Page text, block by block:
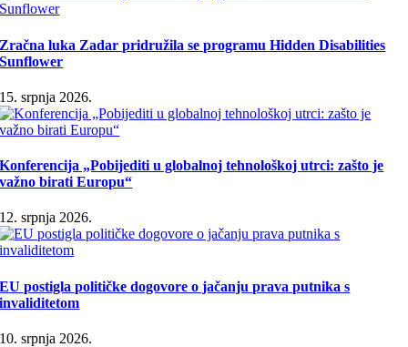
Zračna luka Zadar pridružila se programu Hidden Disabilities
Sunflower
15. srpnja 2026.
Konferencija „Pobijediti u globalnoj tehnološkoj utrci: zašto je
važno birati Europu“
12. srpnja 2026.
EU postigla političke dogovore o jačanju prava putnika s
invaliditetom
10. srpnja 2026.